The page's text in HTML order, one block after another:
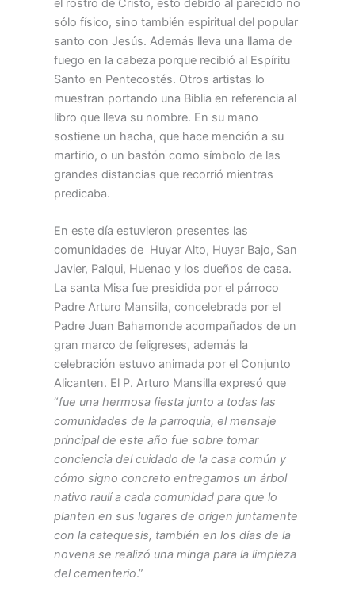
el rostro de Cristo, esto debido al parecido no
sólo físico, sino también espiritual del popular
santo con Jesús. Además lleva una llama de
fuego en la cabeza porque recibió al Espíritu
Santo en Pentecostés. Otros artistas lo
muestran portando una Biblia en referencia al
libro que lleva su nombre. En su mano
sostiene un hacha, que hace mención a su
martirio, o un bastón como símbolo de las
grandes distancias que recorrió mientras
predicaba.
En este día estuvieron presentes las
comunidades de Huyar Alto, Huyar Bajo, San
Javier, Palqui, Huenao y los dueños de casa.
La santa Misa fue presidida por el párroco
Padre Arturo Mansilla, concelebrada por el
Padre Juan Bahamonde acompañados de un
gran marco de feligreses, además la
celebración estuvo animada por el Conjunto
Alicanten. El P. Arturo Mansilla expresó que
“fue una hermosa fiesta junto a todas las
comunidades de la parroquia, el mensaje
principal de este año fue sobre tomar
conciencia del cuidado de la casa común y
cómo signo concreto entregamos un árbol
nativo raulí a cada comunidad para que lo
planten en sus lugares de origen juntamente
con la catequesis, también en los días de la
novena se realizó una minga para la limpieza
del cementerio.”